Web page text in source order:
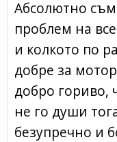
Абсолютно съм
проблем на
и колкото по
добре за
добро гориво,
не го души
безупречно и